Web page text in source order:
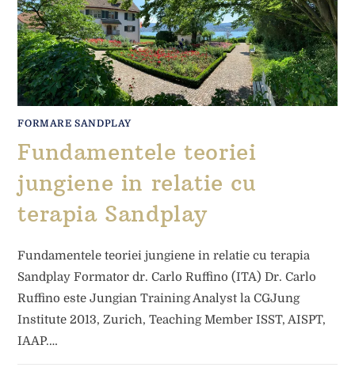
FORMARE SANDPLAY
Fundamentele teoriei
jungiene in relatie cu
terapia Sandplay
Fundamentele teoriei jungiene in relatie cu terapia
Sandplay Formator dr. Carlo Ruffino (ITA) Dr. Carlo
Ruffino este Jungian Training Analyst la CGJung
Institute 2013, Zurich, Teaching Member ISST, AISPT,
IAAP.…